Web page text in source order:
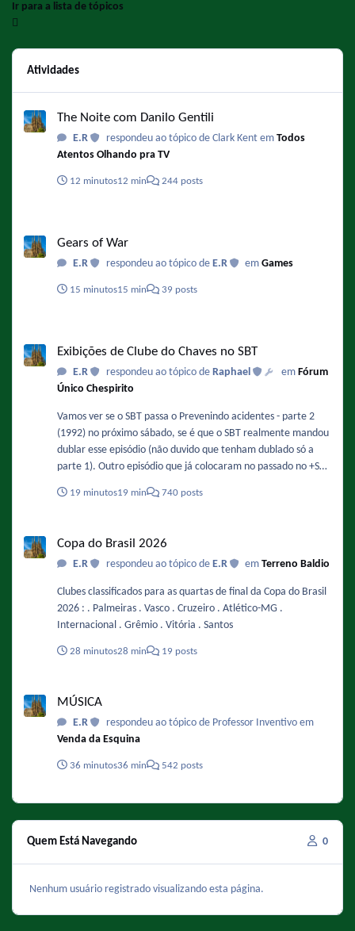
Ir para a lista de tópicos
Atividades
The Noite com Danilo Gentili
E.R respondeu ao tópico de Clark Kent em Todos
Atentos Olhando pra TV
12 minutos12 min 244 posts
Gears of War
E.R respondeu ao tópico de E.R emGames
15 minutos15 min 39 posts
Exibições de Clube do Chaves no SBT
E.R respondeu ao tópico de Raphael emFórum
Único Chespirito
Vamos ver se o SBT passa o Prevenindo acidentes - parte 2
(1992) no próximo sábado, se é que o SBT realmente mandou
dublar esse episódio (não duvido que tenham dublado só a
parte 1). Outro episódio que já colocaram no passado no +SBT
19 minutos19 min 740 posts
Copa do Brasil 2026
E.R respondeu ao tópico de E.R emTerreno Baldio
Clubes classificados para as quartas de final da Copa do Brasil
2026 : . Palmeiras . Vasco . Cruzeiro . Atlético-MG .
Internacional . Grêmio . Vitória . Santos
28 minutos28 min 19 posts
MÚSICA
E.R
respondeu ao tópico de Professor Inventivo em
Venda da Esquina
36 minutos36 min 542 posts
Quem Está Navegando 0
Nenhum usuário registrado visualizando esta página.